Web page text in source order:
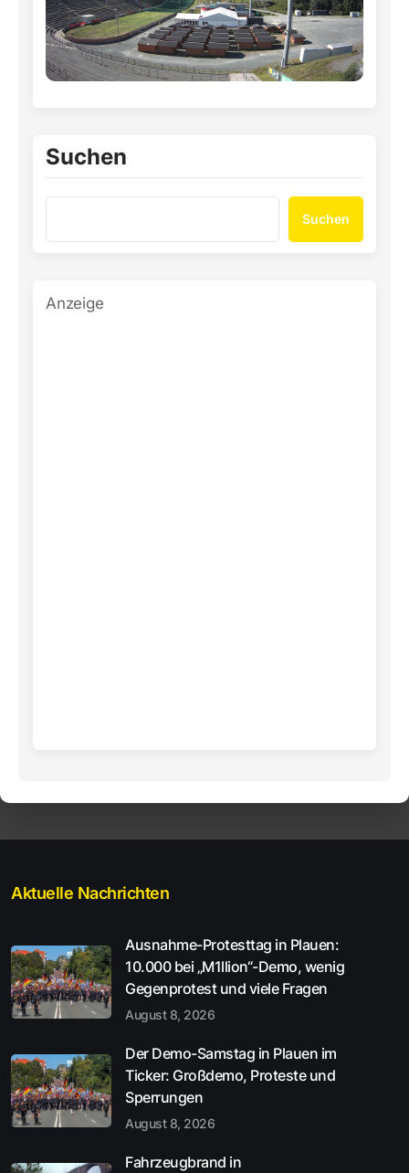
Suchen
Suchen
Anzeige
Aktuelle Nachrichten
Ausnahme-Protesttag in Plauen:
10.000 bei „M1llion“-Demo, wenig
Gegenprotest und viele Fragen
August 8, 2026
Der Demo-Samstag in Plauen im
Ticker: Großdemo, Proteste und
Sperrungen
August 8, 2026
Fahrzeugbrand in